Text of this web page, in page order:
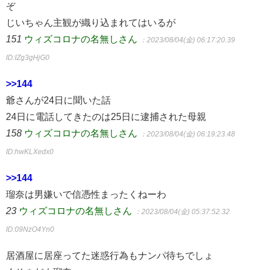
ぞ
じいちゃん主観が織り込まれてはいるが
151 ウィズコロナの名無しさん ：2023/08/04(金) 06:17:20.39
ID:IZg3gHjG0
>>144
爺さんが24日に聞いた話
24日に電話してきたのは25日に逮捕された母親
158 ウィズコロナの名無しさん ：2023/08/04(金) 06:19:23.48
ID:hwKLXedx0
>>144
瑠奈は男嫌いで信憑性まったくねーわ
23 ウィズコロナの名無しさん ：2023/08/04(金) 05:37:52.32
ID:09NzO4Yn0
居酒屋に居座ってた迷惑行為もナンパ待ちでしょ